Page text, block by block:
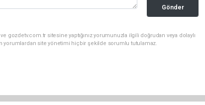
Gönder
gozdetv.com.tr sitesine yaptığınız yorumunuzla ilgili doğrudan veya dolaylı
yorumlardan site yönetimi hiçbir şekilde sorumlu tutulamaz.